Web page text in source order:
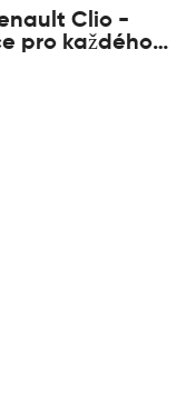
Clio -
pro každého